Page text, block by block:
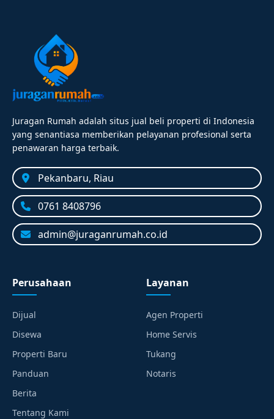
Juragan Rumah adalah situs jual beli properti di Indonesia
yang senantiasa memberikan pelayanan profesional serta
penawaran harga terbaik.
Pekanbaru, Riau
0761 8408796
admin@juraganrumah.co.id
Perusahaan
Dijual
Disewa
Properti Baru
Panduan
Berita
Tentang Kami
Layanan
Agen Properti
Home Servis
Tukang
Notaris